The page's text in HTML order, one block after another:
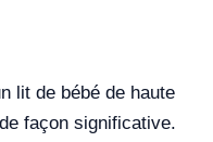
lit de bébé de haute
façon significative.